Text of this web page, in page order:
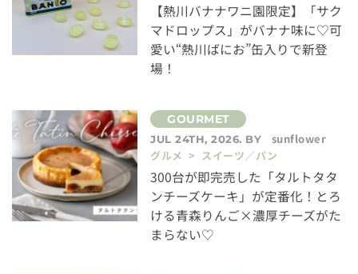
【熱川バナナワニ園限定】「サク
マドロップス」がバナナ味に♡可
愛い“熱川ばにお”缶入りで新登
場！
JUL 24TH, 2026. BY
sunflower
グルメ > スイーツ／パン
300台が即完売した「タルトタタ
ンチーズケーキ」が定番化！とろ
ける青森りんご×濃厚チーズがた
まらない♡